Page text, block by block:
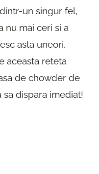
un singur fel,
nu mai ceri si a
asta uneori.
aceasta reteta
de chowder de
dispara imediat!